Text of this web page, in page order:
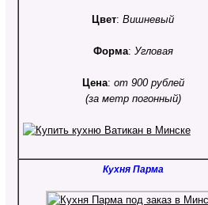
Цвет:Вишневый
Форма: Угловая
Цена: от 900 рублей
(за метр погонный)
Кухня Парма